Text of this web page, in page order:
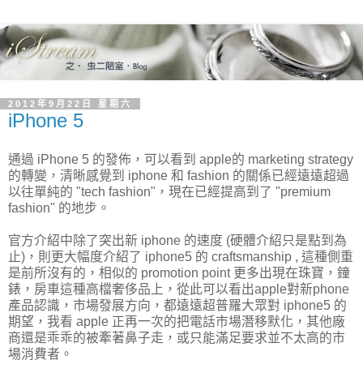
2012年9月22日 星期六
iPhone 5
通過 iPhone 5 的發佈，可以看到 apple的 marketing strategy
的轉變，清晰感覺到 iphone 和 fashion 的關係已經遠遠超過
以往單純的 "tech fashion"，現在已經提高到了 "premium
fashion" 的地步。
官方介紹中除了突出新 iphone 的速度 (硬體介紹只是點到為
止)，則更大幅度介紹了 iphone5 的 craftsmanship , 這種側重
是前所沒有的，相似的 promotion point 更多出現在珠寶，鐘
錶，房車這種高檔奢侈品上，從此可以看出apple對新phone
產品認識，市場發展方向，都遠遠超普羅大眾對 iphone5 的
期望，我看 apple 正再一次的把電話市場潛移默化，其他廠
商還是乖乖的被牽著鼻子走，或只能滿足要求並不太高的市
場消費者。